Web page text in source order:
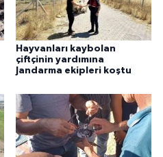
Hayvanları kaybolan
çiftçinin yardımına
Jandarma ekipleri koştu